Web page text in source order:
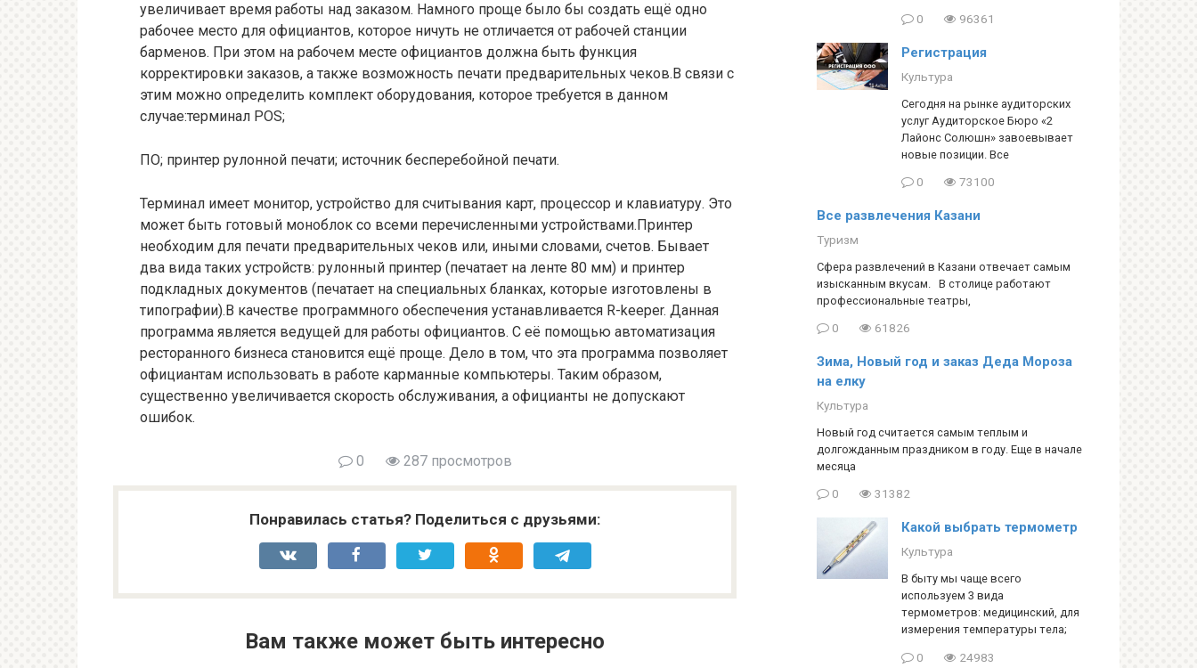
увеличивает время работы над заказом. Намного проще было бы создать ещё одно
рабочее место для официантов, которое ничуть не отличается от рабочей станции
барменов. При этом на рабочем месте официантов должна быть функция
корректировки заказов, а также возможность печати предварительных чеков.В связи с
этим можно определить комплект оборудования, которое требуется в данном
случае:терминал POS;
ПО; принтер рулонной печати; источник бесперебойной печати.
Терминал имеет монитор, устройство для считывания карт, процессор и клавиатуру. Это
может быть готовый моноблок со всеми перечисленными устройствами.Принтер
необходим для печати предварительных чеков или, иными словами, счетов. Бывает
два вида таких устройств: рулонный принтер (печатает на ленте 80 мм) и принтер
подкладных документов (печатает на специальных бланках, которые изготовлены в
типографии).В качестве программного обеспечения устанавливается R-keeper. Данная
программа является ведущей для работы официантов. С её помощью автоматизация
ресторанного бизнеса становится ещё проще. Дело в том, что эта программа позволяет
официантам использовать в работе карманные компьютеры. Таким образом,
существенно увеличивается скорость обслуживания, а официанты не допускают
ошибок.
0 287 просмотров
Понравилась статья? Поделиться с друзьями:
Вам также может быть интересно
0 96361
Регистрация
Культура
Сегодня на рынке аудиторских
услуг Аудиторское Бюро «2
Лайонс Солюшн» завоевывает
новые позиции. Все
0 73100
Все развлечения Казани
Туризм
Сфера развлечений в Казани отвечает самым
изысканным вкусам. В столице работают
профессиональные театры,
0 61826
Зима, Новый год и заказ Деда Мороза
на елку
Культура
Новый год считается самым теплым и
долгожданным праздником в году. Еще в начале
месяца
0 31382
Какой выбрать термометр
Культура
В быту мы чаще всего
используем 3 вида
термометров: медицинский, для
измерения температуры тела;
0 24983